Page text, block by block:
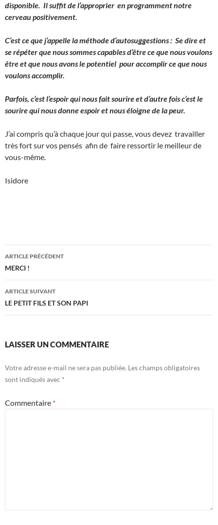
disponible. Il suffit de l’approprier en programment notre
cerveau positivement.
C’est ce que j’appelle la méthode d’autosuggestions : Se dire et
se répéter que nous sommes capables d’être ce que nous voulons
être et que nous avons le potentiel pour accomplir ce que nous
voulons accomplir.
Parfois, c’est l’espoir qui nous fait sourire et d’autre fois c’est le
sourire qui nous donne espoir et nous éloigne de la peur.
J’ai compris qu’à chaque jour qui passe, vous devez travailler
très fort sur vos pensés afin de faire ressortir le meilleur de
vous-même.
Isidore
Navigation
des
articles
ARTICLE PRÉCÉDENT
MERCI !
ARTICLE SUIVANT
LE PETIT FILS ET SON PAPI
LAISSER UN COMMENTAIRE
Votre adresse e-mail ne sera pas publiée. Les champs obligatoires
sont indiqués avec *
Commentaire *